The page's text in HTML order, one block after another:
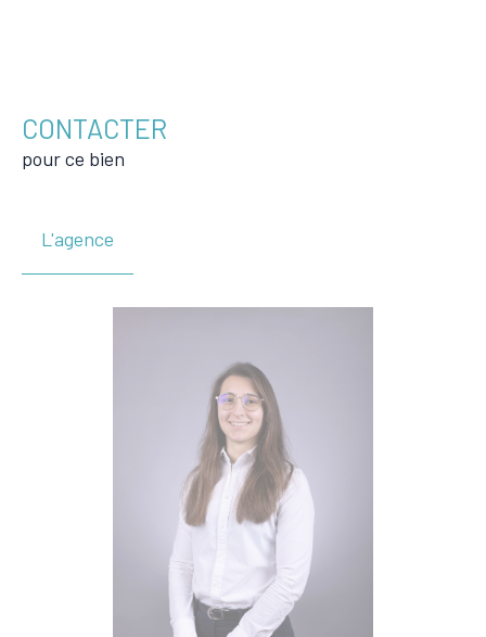
CONTACTER
pour ce bien
L'agence